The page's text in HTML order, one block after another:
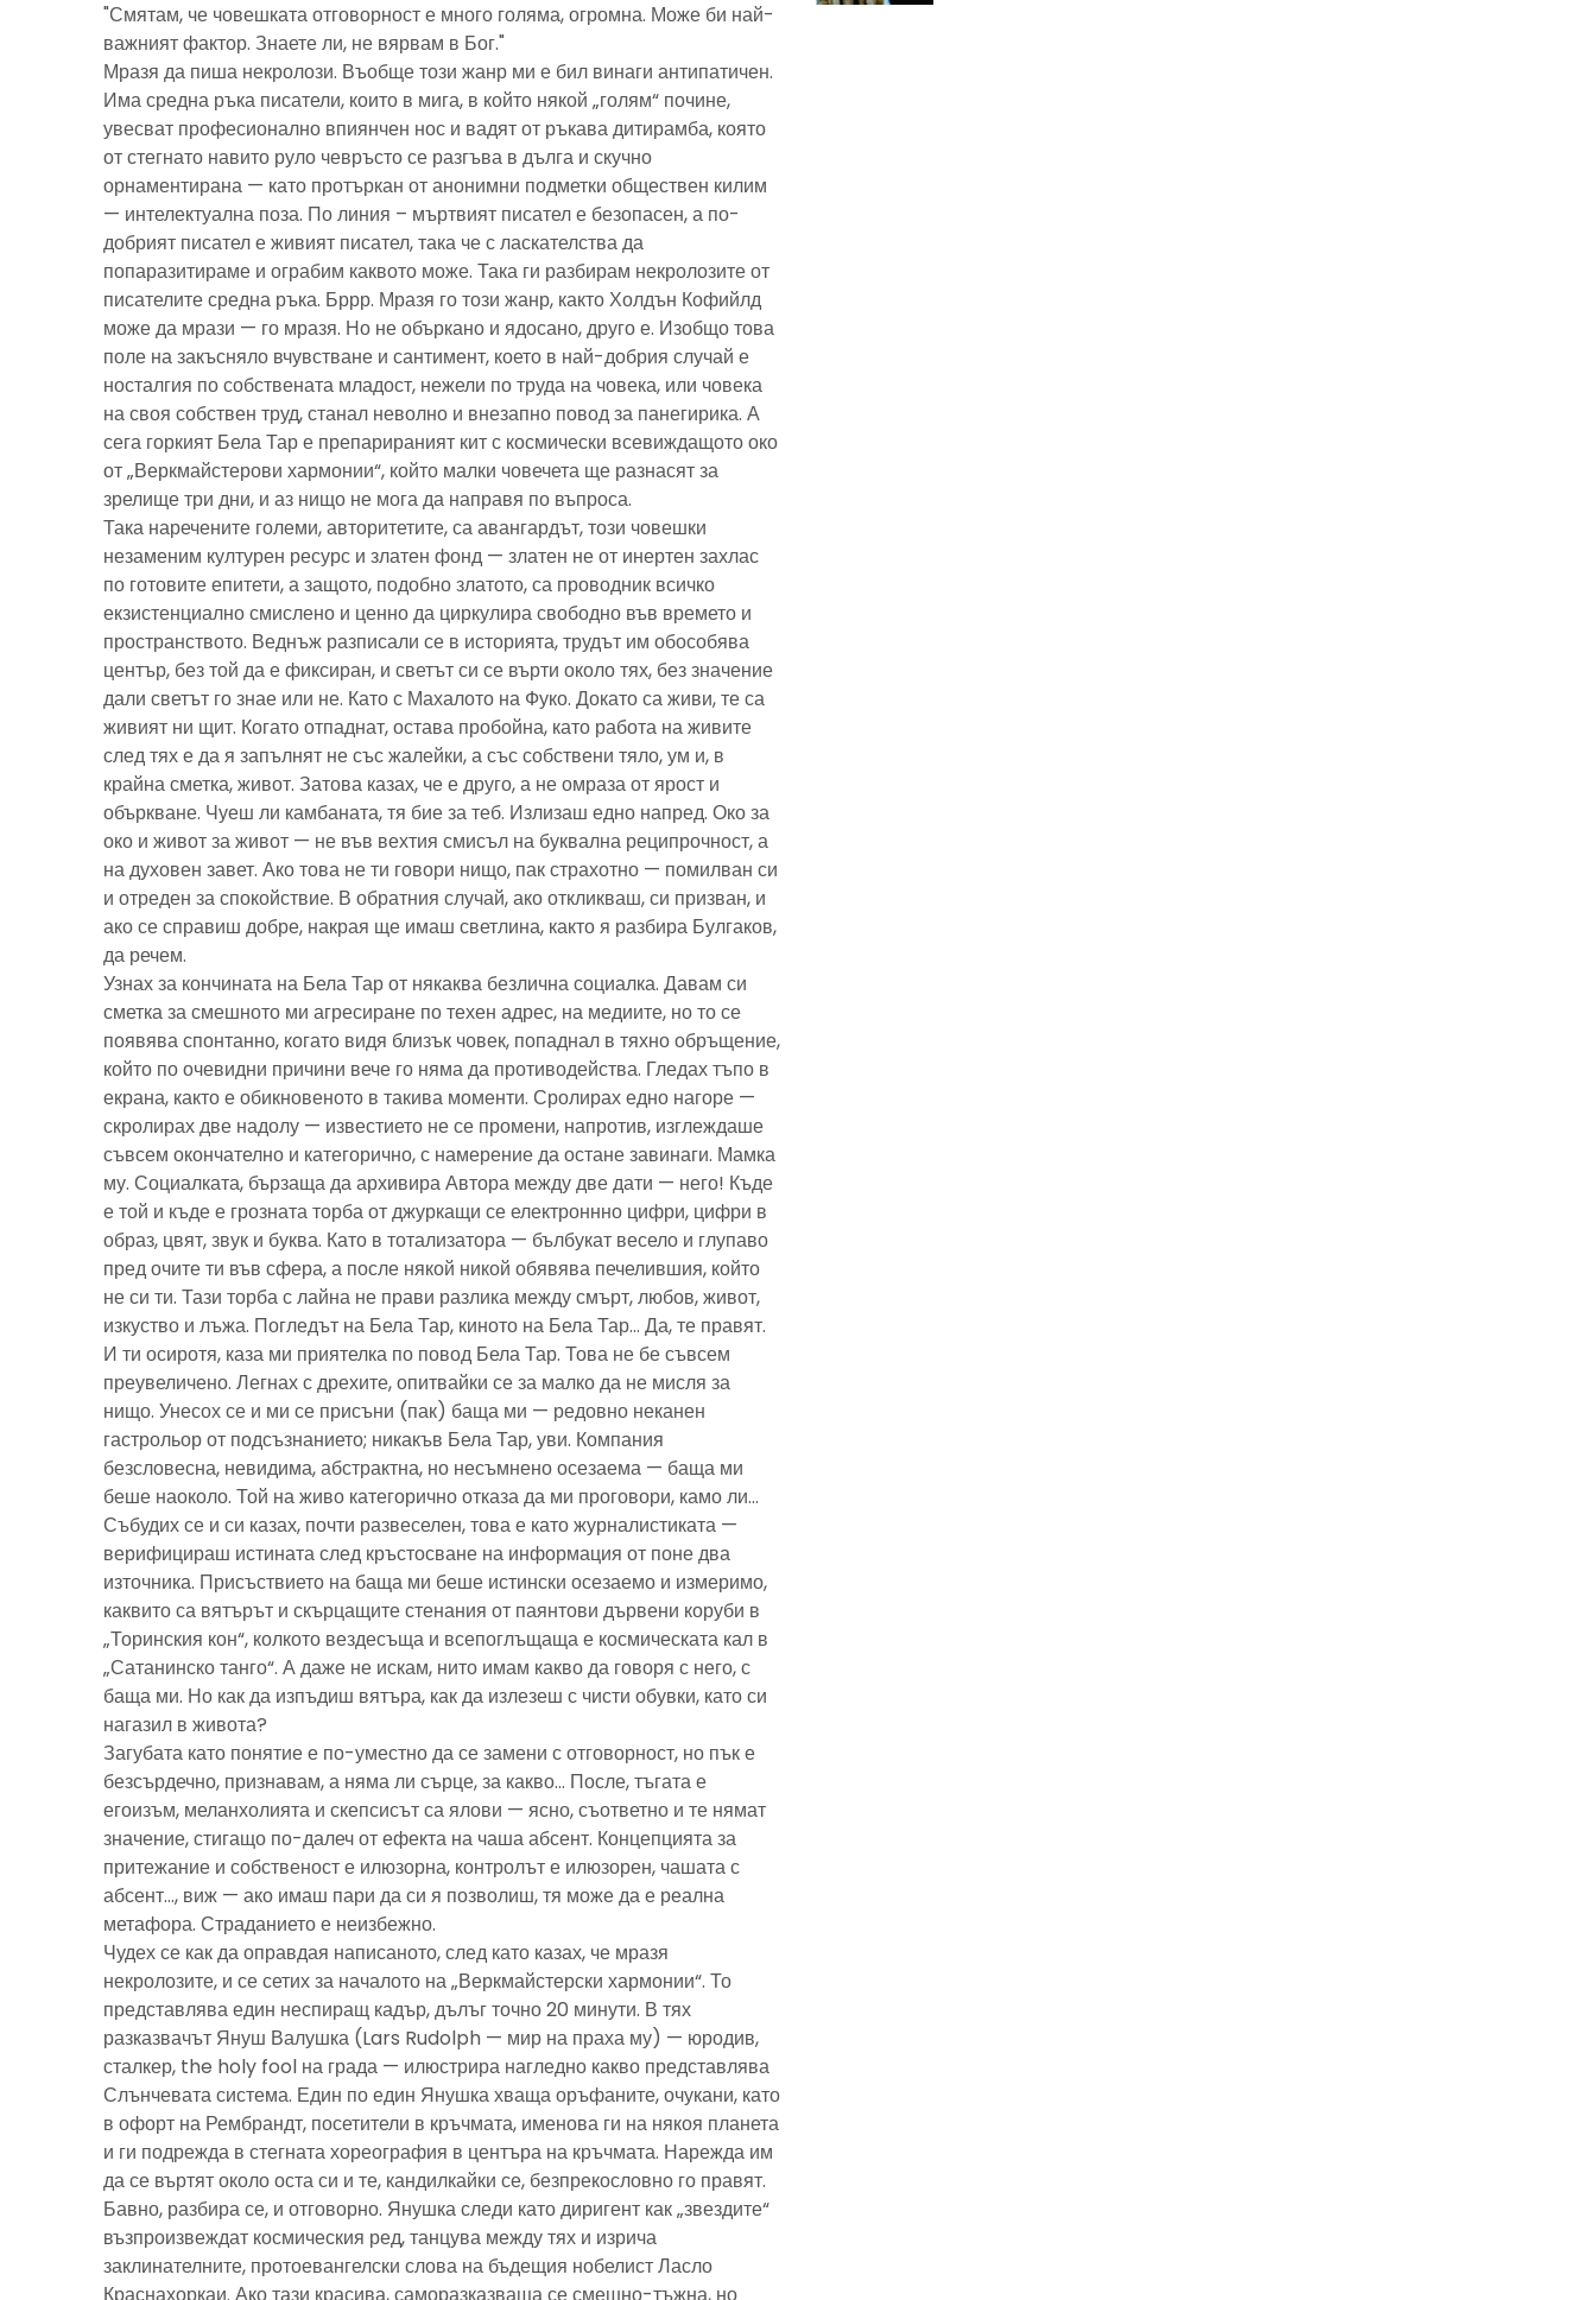
"Смятам, че човешката отговорност е много голяма, огромна. Може би най-
важният фактор. Знаете ли, не вярвам в Бог."
Мразя да пиша некролози. Въобще този жанр ми е бил винаги антипатичен.
Има средна ръка писатели, които в мига, в който някой „голям“ почине,
увесват професионално впиянчен нос и вадят от ръкава дитирамба, която
от стегнато навито руло чевръсто се разгъва в дълга и скучно
орнаментирана — като протъркан от анонимни подметки обществен килим
— интелектуална поза. По линия – мъртвият писател е безопасен, а по-
добрият писател е живият писател, така че с ласкателства да
попаразитираме и ограбим каквото може. Така ги разбирам некролозите от
писателите средна ръка. Бррр. Мразя го този жанр, както Холдън Кофийлд
може да мрази — го мразя. Но не объркано и ядосано, друго е. Изобщо това
поле на закъсняло вчувстване и сантимент, което в най-добрия случай е
носталгия по собствената младост, нежели по труда на човека, или човека
на своя собствен труд, станал неволно и внезапно повод за панегирика. А
сега горкият Бела Тар е препарираният кит с космически всевиждащото око
от „Веркмайстерови хармонии“, който малки човечета ще разнасят за
зрелище три дни, и аз нищо не мога да направя по въпроса.
Така наречените големи, авторитетите, са авангардът, този човешки
незаменим културен ресурс и златен фонд — златен не от инертен захлас
по готовите епитети, а защото, подобно златото, са проводник всичко
екзистенциално смислено и ценно да циркулира свободно във времето и
пространството. Веднъж разписали се в историята, трудът им обособява
център, без той да е фиксиран, и светът си се върти около тях, без значение
дали светът го знае или не. Като с Махалото на Фуко. Докато са живи, те са
живият ни щит. Когато отпаднат, остава пробойна, като работа на живите
след тях е да я запълнят не със жалейки, а със собствени тяло, ум и, в
крайна сметка, живот. Затова казах, че е друго, а не омраза от ярост и
объркване. Чуеш ли камбаната, тя бие за теб. Излизаш едно напред. Око за
око и живот за живот — не във вехтия смисъл на буквална реципрочност, а
на духовен завет. Ако това не ти говори нищо, пак страхотно — помилван си
и отреден за спокойствие. В обратния случай, ако откликваш, си призван, и
ако се справиш добре, накрая ще имаш светлина, както я разбира Булгаков,
да речем.
Узнах за кончината на Бела Тар от някаква безлична социалка. Давам си
сметка за смешното ми агресиране по техен адрес, на медиите, но то се
появява спонтанно, когато видя близък човек, попаднал в тяхно обръщение,
който по очевидни причини вече го няма да противодейства. Гледах тъпо в
екрана, както е обикновеното в такива моменти. Сролирах едно нагоре —
скролирах две надолу — известието не се промени, напротив, изглеждаше
съвсем окончателно и категорично, с намерение да остане завинаги. Мамка
му. Социалката, бързаща да архивира Автора между две дати — него! Къде
е той и къде е грозната торба от джуркащи се електроннно цифри, цифри в
образ, цвят, звук и буква. Като в тотализатора — бълбукат весело и глупаво
пред очите ти във сфера, а после някой никой обявява печелившия, който
не си ти. Тази торба с лайна не прави разлика между смърт, любов, живот,
изкуство и лъжа. Погледът на Бела Тар, киното на Бела Тар… Да, те правят.
И ти осиротя, каза ми приятелка по повод Бела Тар. Това не бе съвсем
преувеличено. Легнах с дрехите, опитвайки се за малко да не мисля за
нищо. Унесох се и ми се присъни (пак) баща ми — редовно неканен
гастрольор от подсъзнанието; никакъв Бела Тар, уви. Компания
безсловесна, невидима, абстрактна, но несъмнено осезаема — баща ми
беше наоколо. Той на живо категорично отказа да ми проговори, камо ли…
Събудих се и си казах, почти развеселен, това е като журналистиката —
верифицираш истината след кръстосване на информация от поне два
източника. Присъствието на баща ми беше истински осезаемо и измеримо,
каквито са вятърът и скърцащите стенания от паянтови дървени коруби в
„Торинския кон“, колкото вездесъща и всепоглъщаща е космическата кал в
„Сатанинско танго“. А даже не искам, нито имам какво да говоря с него, с
баща ми. Но как да изпъдиш вятъра, как да излезеш с чисти обувки, като си
нагазил в живота?
Загубата като понятие е по-уместно да се замени с отговорност, но пък е
безсърдечно, признавам, а няма ли сърце, за какво… После, тъгата е
егоизъм, меланхолията и скепсисът са ялови — ясно, съответно и те нямат
значение, стигащо по-далеч от ефекта на чаша абсент. Концепцията за
притежание и собственост е илюзорна, контролът е илюзорен, чашата с
абсент…, виж — ако имаш пари да си я позволиш, тя може да е реална
метафора. Страданието е неизбежно.
Чудех се как да оправдая написаното, след като казах, че мразя
некролозите, и се сетих за началото на „Веркмайстерски хармонии“. То
представлява един неспиращ кадър, дълъг точно 20 минути. В тях
разказвачът Януш Валушка (Lars Rudolph — мир на праха му) — юродив,
сталкер, the holy fool на града — илюстрира нагледно какво представлява
Слънчевата система. Един по един Янушка хваща оръфаните, очукани, като
в офорт на Рембрандт, посетители в кръчмата, именова ги на някоя планета
и ги подрежда в стегната хореография в центъра на кръчмата. Нарежда им
да се въртят около оста си и те, кандилкайки се, безпрекословно го правят.
Бавно, разбира се, и отговорно. Янушка следи като диригент как „звездите“
възпроизвеждат космическия ред, танцува между тях и изрича
заклинателните, протоевангелски слова на бъдещия нобелист Ласло